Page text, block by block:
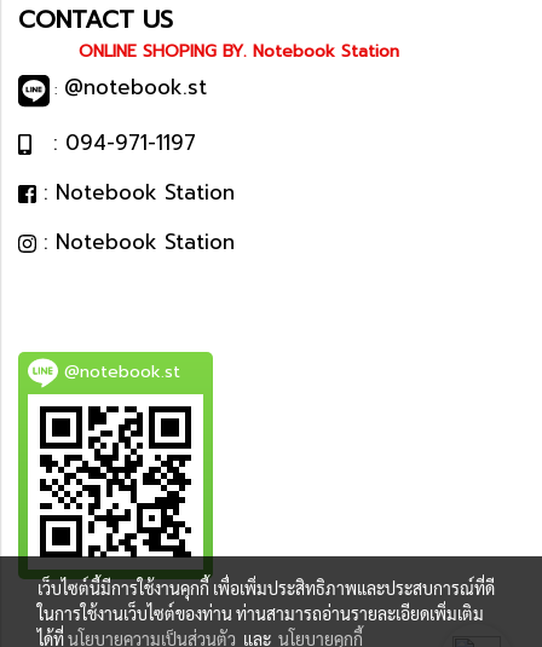
CONTACT US
ONLINE SHOPING BY. Notebook Station
: @notebook.st
: 094-971-1197
: Notebook Station
: Notebook Station
@notebook.st
BEST DEAL
เว็บไซต์นี้มีการใช้งานคุกกี้ เพื่อเพิ่มประสิทธิภาพและประสบการณ์ที่ดี
ในการใช้งานเว็บไซต์ของท่าน ท่านสามารถอ่านรายละเอียดเพิ่มเติม
ได้ที่นโยบายความเป็นส่วนตัว และ นโยบายคุกกี้